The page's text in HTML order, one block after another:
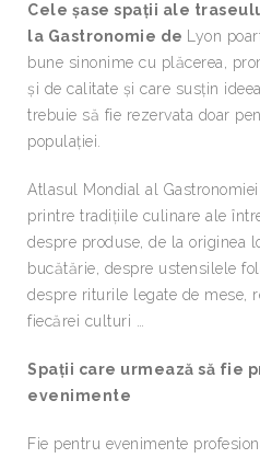
Cele șase spații ale
la Gastronomie de
Lyon
bune sinonime cu plăcerea,
și de calitate și care susțin
trebuie să fie rezervata doar
populației.
Atlasul Mondial al
printre tradițiile culinare ale
despre produse, de la originea
bucătărie, despre ustensilele
despre riturile legate de mese,
fiecărei culturi …
Spații care urmează să fie
evenimente
Fie pentru evenimente